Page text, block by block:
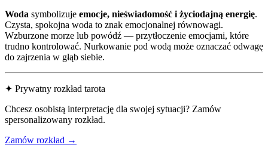
Woda symbolizuje emocje, nieświadomość i życiodajną energię.
Czysta, spokojna woda to znak emocjonalnej równowagi.
Wzburzone morze lub powódź — przytłoczenie emocjami, które
trudno kontrolować. Nurkowanie pod wodą może oznaczać odwagę
do zajrzenia w głąb siebie.
✦ Prywatny rozkład tarota
Chcesz osobistą interpretację dla swojej sytuacji? Zamów
spersonalizowany rozkład.
Zamów rozkład →